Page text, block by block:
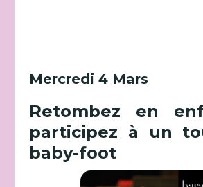
Mercredi 4 Mars
Retombez en
participez à un
baby-foot